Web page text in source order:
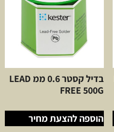
בדיל קסטר 0.6 ממ LEAD
FREE 500G
הוספה להצעת מחיר